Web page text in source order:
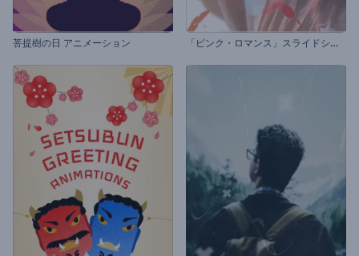
菩提樹の日 アニメーション 「
ピンク・ロマンス」スライドショー